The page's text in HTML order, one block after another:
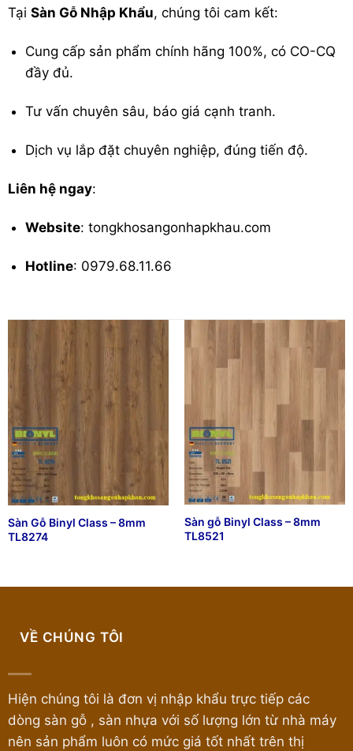
Tại Sàn Gỗ Nhập Khẩu, chúng tôi cam kết:
Cung cấp sản phẩm chính hãng 100%, có CO-CQ
đầy đủ.
Tư vấn chuyên sâu, báo giá cạnh tranh.
Dịch vụ lắp đặt chuyên nghiệp, đúng tiến độ.
Liên hệ ngay:
Website: tongkhosangonhapkhau.com
Hotline: 0979.68.11.66
Sàn Gỗ Binyl Class – 8mm
TL8274
Sàn gỗ Binyl Class – 8mm
TL8521
VỀ CHÚNG TÔI
Hiện chúng tôi là đơn vị nhập khẩu trực tiếp các
dòng sàn gỗ , sàn nhựa với số lượng lớn từ nhà máy
nên sản phẩm luôn có mức giá tốt nhất trên thị